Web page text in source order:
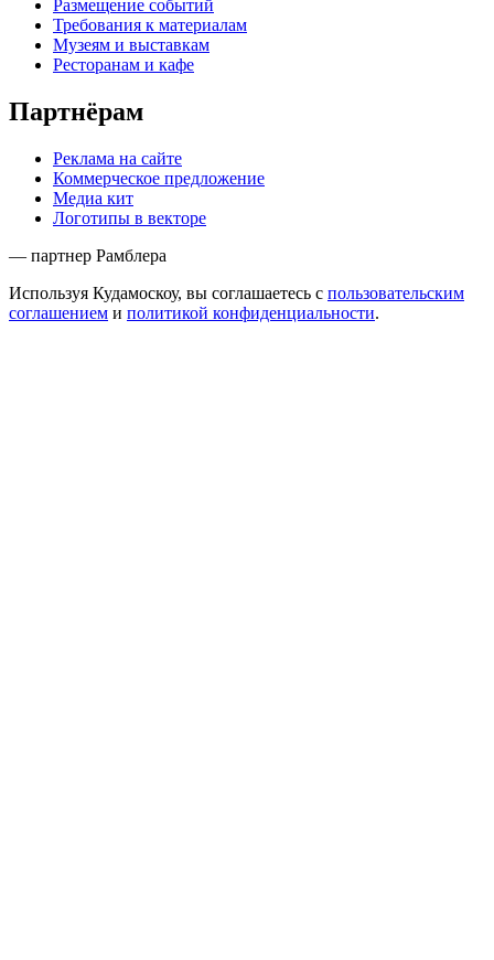
Размещение событий
Требования к материалам
Музеям и выставкам
Ресторанам и кафе
Партнёрам
Реклама на сайте
Коммерческое предложение
Медиа кит
Логотипы в векторе
— партнер Рамблера
Используя Кудамоскоу, вы соглашаетесь с пользовательским
соглашением и политикой конфиденциальности.